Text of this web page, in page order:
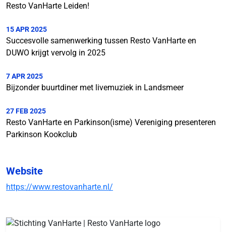
Resto VanHarte Leiden!
15 APR 2025
Succesvolle samenwerking tussen Resto VanHarte en
DUWO krijgt vervolg in 2025
7 APR 2025
Bijzonder buurtdiner met livemuziek in Landsmeer
27 FEB 2025
Resto VanHarte en Parkinson(isme) Vereniging presenteren
Parkinson Kookclub
Website
https://www.restovanharte.nl/